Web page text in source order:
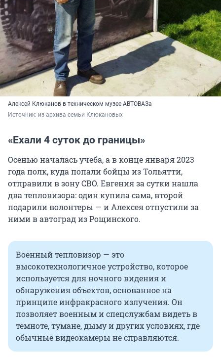
Алексей Клюканов в техническом музее АВТОВАЗа
Источник: из архива семьи Клюкановых
«Ехали 4 суток до границы»
Осенью началась учеба, а в конце января 2023
года полк, куда попали бойцы из Тольятти,
отправили в зону СВО. Евгения за сутки нашла
два тепловизора: один купила сама, второй
подарили волонтеры — и Алексея отпустили за
ними в автоград из Рощинского.
Военный тепловизор — это
высокотехнологичное устройство, которое
используется для ночного видения и
обнаружения объектов, основанное на
принципе инфракрасного излучения. Он
позволяет военным и спецслужбам видеть в
темноте, тумане, дыму и других условиях, где
обычные видеокамеры не справляются.